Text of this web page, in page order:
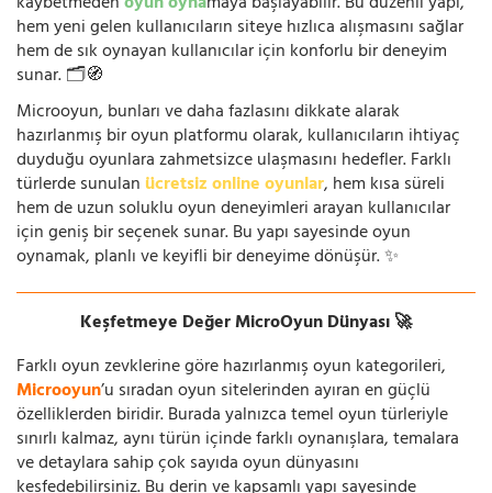
hem yeni gelen kullanıcıların siteye hızlıca alışmasını sağlar
hem de sık oynayan kullanıcılar için konforlu bir deneyim
sunar. 🗂️🧭
Microoyun, bunları ve daha fazlasını dikkate alarak
hazırlanmış bir oyun platformu olarak, kullanıcıların ihtiyaç
duyduğu oyunlara zahmetsizce ulaşmasını hedefler. Farklı
türlerde sunulan ücretsiz online oyunlar, hem kısa süreli
hem de uzun soluklu oyun deneyimleri arayan kullanıcılar
için geniş bir seçenek sunar. Bu yapı sayesinde oyun
oynamak, planlı ve keyifli bir deneyime dönüşür. ✨
Keşfetmeye Değer MicroOyun Dünyası 🚀
Farklı oyun zevklerine göre hazırlanmış oyun kategorileri,
Microoyun’u sıradan oyun sitelerinden ayıran en güçlü
özelliklerden biridir. Burada yalnızca temel oyun türleriyle
sınırlı kalmaz, aynı türün içinde farklı oynanışlara, temalara
ve detaylara sahip çok sayıda oyun dünyasını